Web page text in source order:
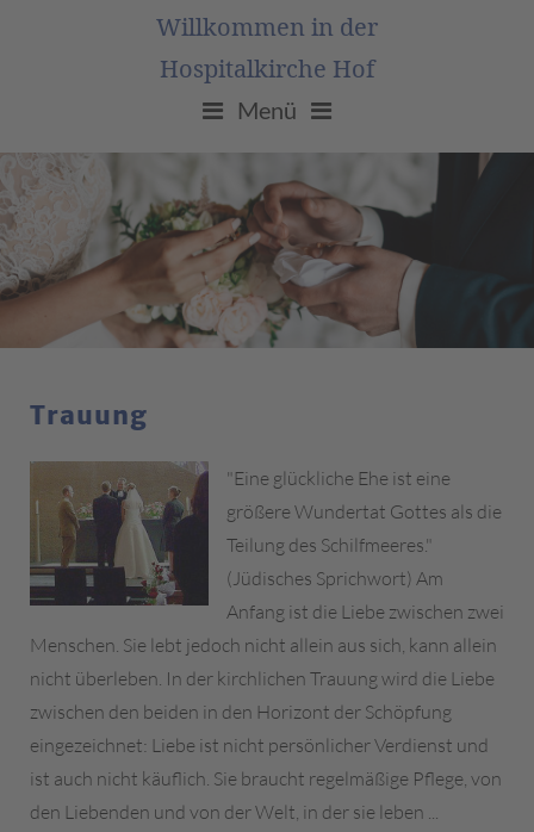
Willkommen in der
Hospitalkirche Hof
Menü
Trauung
"Eine glückliche Ehe ist eine
größere Wundertat Gottes als die
Teilung des Schilfmeeres."
(Jüdisches Sprichwort) Am
Anfang ist die Liebe zwischen zwei
Menschen. Sie lebt jedoch nicht allein aus sich, kann allein
nicht überleben. In der kirchlichen Trauung wird die Liebe
zwischen den beiden in den Horizont der Schöpfung
eingezeichnet: Liebe ist nicht persönlicher Verdienst und
ist auch nicht käuflich. Sie braucht regelmäßige Pflege, von
den Liebenden und von der Welt, in der sie leben ...